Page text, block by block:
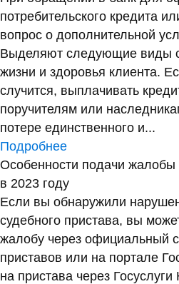
потребительского кредита
вопрос о дополнительной
Выделяют следующие виды
жизни и здоровья клиента.
случится, выплачивать
поручителям или
потере единственного и...
Подробнее
Особенности подачи жалобы
в 2023 году
Если вы обнаружили
судебного пристава, вы
жалобу через официальный
приставов или на портале
на пристава через